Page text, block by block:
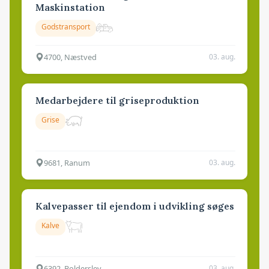
Maskinstation
Godstransport
4700, Næstved 03. aug.
Medarbejdere til griseproduktion
Grise
9681, Ranum 03. aug.
Kalvepasser til ejendom i udvikling søges
Kalve